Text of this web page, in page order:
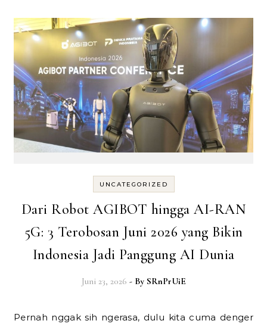
UNCATEGORIZED
Dari Robot AGIBOT hingga AI-RAN
5G: 3 Terobosan Juni 2026 yang Bikin
Indonesia Jadi Panggung AI Dunia
Juni 23, 2026 - By SRnPrUiE
Pernah nggak sih ngerasa, dulu kita cuma denger